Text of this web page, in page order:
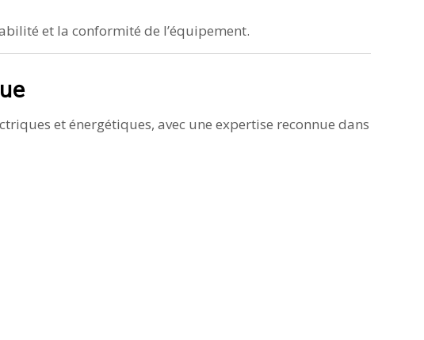
et la conformité de l’équipement.
et énergétiques, avec une expertise reconnue dans